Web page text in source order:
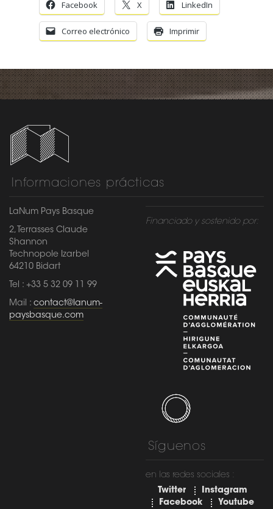
Facebook X LinkedIn
Correo electrónico Imprimir
Informaciones prácticas
LaNum Pays Basque
2, Terrasses Claude
Shannon
Technopole Izarbel
64210 Bidart
Tel : +33 5 32 09 11 99
Mail : contact@lanum-
paysbasque.com
Financiado y sostenido por:
Síguenos
en las redes sociales :
Twitter
Instagram
Facebook
Youtube